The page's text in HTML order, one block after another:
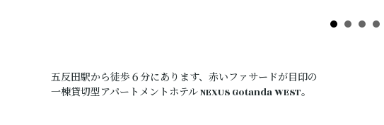
五反田駅から徒歩６分にあります、赤いファサードが目印の
一棟貸切型アパートメントホテル NEXUS Gotanda WEST。